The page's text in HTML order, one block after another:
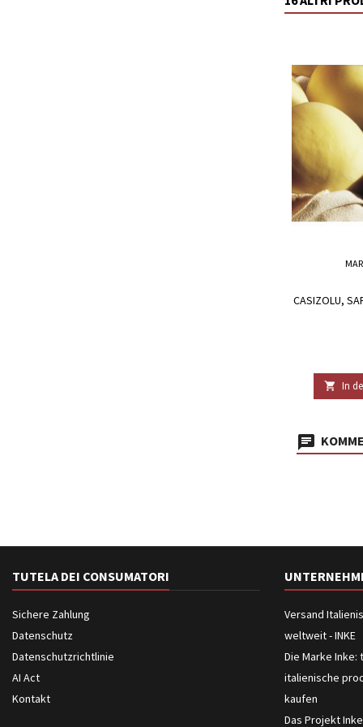
CASIZOLU,
 In
TUTELA DEI CONSUMATORI
Sichere Zahlung
Datenschutz
Datenschutzrichtlinie
AI Act
Kontakt
Versand
weltweit - INKE
Die Marke
italienische
kaufen
Das Projekt